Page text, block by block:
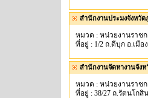
สำนักงานประมงจังหวัด
หมวด : หน่วยงานราชก
ที่อยู่ : 1/2 ถ.ดีบุก อ.เมือง
สำนักงานจัดหางานจังห
หมวด : หน่วยงานราชก
ที่อยู่ : 38/27 ถ.รัตนโกสิ